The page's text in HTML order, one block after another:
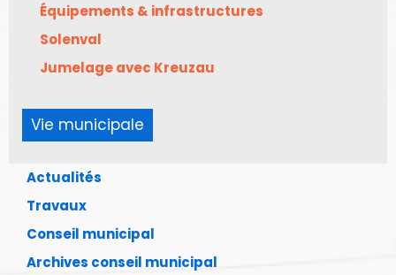
Équipements & infrastructures
Solenval
Jumelage avec Kreuzau
Vie municipale
Actualités
Travaux
Conseil municipal
Archives conseil municipal